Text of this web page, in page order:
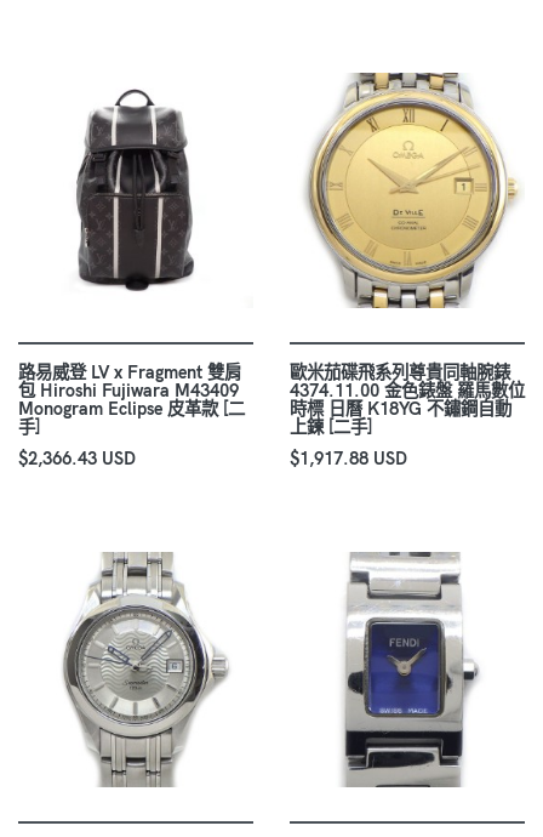
路易威登 LV x Fragment 雙肩
包 Hiroshi Fujiwara M43409
Monogram Eclipse 皮革款 [二
手]
$2,366.43 USD
歐米茄碟飛系列尊貴同軸腕錶
4374.11.00 金色錶盤 羅馬數位
時標 日曆 K18YG 不鏽鋼自動
上鍊 [二手]
$1,917.88 USD